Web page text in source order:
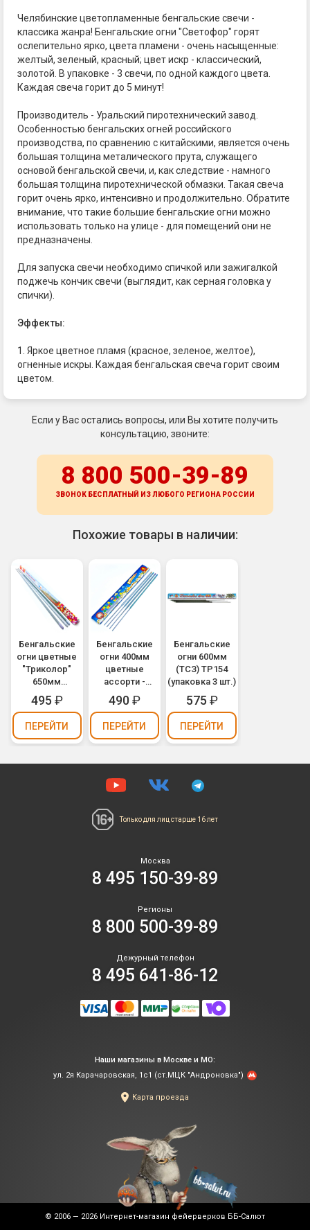
Челябинские цветопламенные бенгальские свечи -
классика жанра! Бенгальские огни "Светофор" горят
ослепительно ярко, цвета пламени - очень насыщенные:
желтый, зеленый, красный; цвет искр - классический,
золотой. В упаковке - 3 свечи, по одной каждого цвета.
Каждая свеча горит до 5 минут!
Производитель - Уральский пиротехнический завод.
Особенностью бенгальских огней российского
производства, по сравнению с китайскими, является очень
большая толщина металического прута, служащего
основой бенгальской свечи, и, как следствие - намного
большая толщина пиротехнической обмазки. Такая свеча
горит очень ярко, интенсивно и продолжительно. Обратите
внимание, что такие большие бенгальские огни можно
использовать только на улице - для помещений они не
предназначены.
Для запуска свечи необходимо спичкой или зажигалкой
поджечь кончик свечи (выглядит, как серная головка у
спички).
Эффекты:
1. Яркое цветное пламя (красное, зеленое, желтое),
огненные искры. Каждая бенгальская свеча горит своим
цветом.
Если у Вас остались вопросы, или Вы хотите получить
консультацию, звоните:
8 800 500-39-89
ЗВОНОК БЕСПЛАТНЫЙ ИЗ ЛЮБОГО РЕГИОНА РОССИИ
Похожие товары в наличии:
Бенгальские
огни цветные
"Триколор"
650мм
(Челябинск) -
белый, синий,
красный
(упаковка 3 шт.)
495 ₽
ПЕРЕЙТИ
Бенгальские
огни 400мм
цветные
ассорти -
Красный,
Зеленый,
Голубой,
Желтый
(Челябинск)
490₽
ПЕРЕЙТИ
Бенгальские
огни 600мм
(ТСЗ) ТР154
(упаковка 3 шт.)
575 ₽
ПЕРЕЙТИ
Только для лицстарше 16 лет
Москва
8 495 150-39-89
Регионы
8 800 500-39-89
Дежурный телефон
8 495 641-86-12
Наши магазины в Москве и МО:
ул. 2я Карачаровская, 1с1 (ст.МЦК "Андроновка")
Карта проезда
© 2006 — 2026 Интернет-магазин фейерверков ББ-Салют